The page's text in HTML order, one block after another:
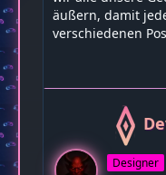
äußern, damit
verschiedenen
Designer